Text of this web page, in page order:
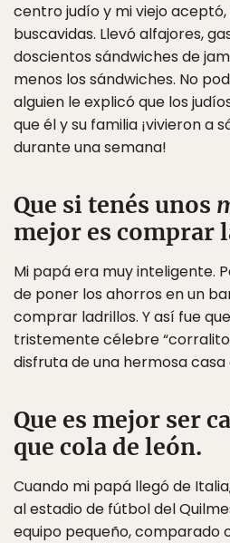
centro judío y mi viejo
buscavidas. Llevó alfajores,
doscientos sándwiches de
menos los sándwiches. No
alguien le explicó que los
que él y su familia ¡vivieron a
durante una semana!
Que si tenés unos
mejor es comprar
Mi papá era muy inteligente.
de poner los ahorros en un
comprar ladrillos. Y así fue
tristemente célebre
disfruta de una hermosa casa
Que es mejor ser
que cola de león.
Cuando mi papá llegó de
al estadio de fútbol del
equipo pequeño, comparado